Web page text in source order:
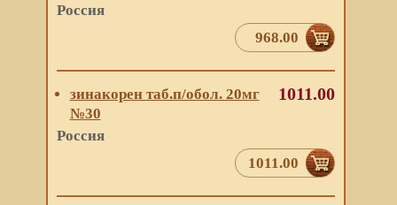
Россия
968.00
зинакорен таб.п/обол. 20мг
№30
Россия
1011.00
1011.00